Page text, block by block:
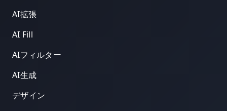
AI拡張
AI Fill
AIフィルター
AI生成
デザイン